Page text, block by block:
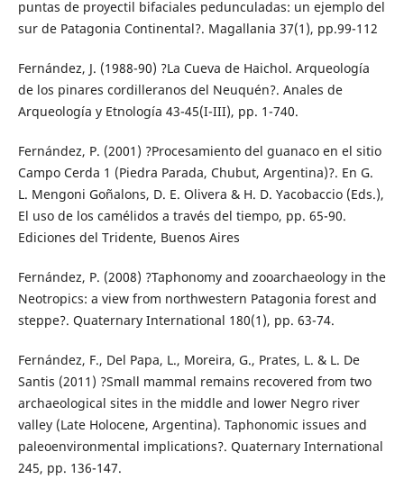
puntas de proyectil bifaciales pedunculadas: un ejemplo del
sur de Patagonia Continental?. Magallania 37(1), pp.99-112
Fernández, J. (1988-90) ?La Cueva de Haichol. Arqueología
de los pinares cordilleranos del Neuquén?. Anales de
Arqueología y Etnología 43-45(I-III), pp. 1-740.
Fernández, P. (2001) ?Procesamiento del guanaco en el sitio
Campo Cerda 1 (Piedra Parada, Chubut, Argentina)?. En G.
L. Mengoni Goñalons, D. E. Olivera & H. D. Yacobaccio (Eds.),
El uso de los camélidos a través del tiempo, pp. 65-90.
Ediciones del Tridente, Buenos Aires
Fernández, P. (2008) ?Taphonomy and zooarchaeology in the
Neotropics: a view from northwestern Patagonia forest and
steppe?. Quaternary International 180(1), pp. 63-74.
Fernández, F., Del Papa, L., Moreira, G., Prates, L. & L. De
Santis (2011) ?Small mammal remains recovered from two
archaeological sites in the middle and lower Negro river
valley (Late Holocene, Argentina). Taphonomic issues and
paleoenvironmental implications?. Quaternary International
245, pp. 136-147.